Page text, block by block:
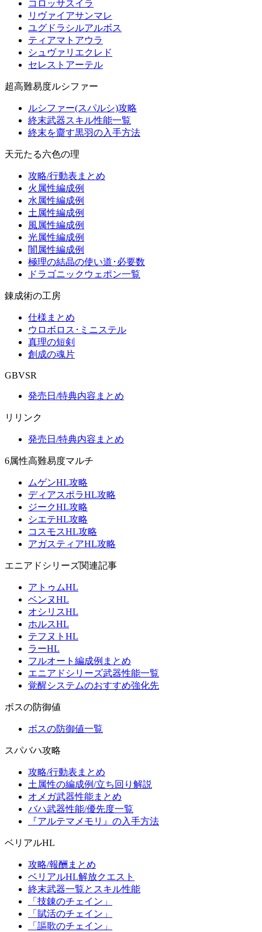
コロッサスイラ
リヴァイアサンマレ
ユグドラシルアルボス
ティアマトアウラ
シュヴァリエクレド
セレストアーテル
超高難易度ルシファー
ルシファー(スパルシ)攻略
終末武器スキル性能一覧
終末を齎す黒羽の入手方法
天元たる六色の理
攻略/行動表まとめ
火属性編成例
水属性編成例
土属性編成例
風属性編成例
光属性編成例
闇属性編成例
極理の結晶の使い道･必要数
ドラゴニックウェポン一覧
錬成術の工房
仕様まとめ
ウロボロス･ミニステル
真理の短剣
創成の魂片
GBVSR
発売日/特典内容まとめ
リリンク
発売日/特典内容まとめ
6属性高難易度マルチ
ムゲンHL攻略
ディアスポラHL攻略
ジークHL攻略
シエテHL攻略
コスモスHL攻略
アガスティアHL攻略
エニアドシリーズ関連記事
アトゥムHL
ベンヌHL
オシリスHL
ホルスHL
テフヌトHL
ラーHL
フルオート編成例まとめ
エニアドシリーズ武器性能一覧
覚醒システムのおすすめ強化先
ボスの防御値
ボスの防御値一覧
スパバハ攻略
攻略/行動表まとめ
土属性の編成例/立ち回り解説
オメガ武器性能まとめ
バハ武器性能/優先度一覧
『アルテマメモリ』の入手方法
ベリアルHL
攻略/報酬まとめ
ベリアルHL解放クエスト
終末武器一覧とスキル性能
「技錬のチェイン」
「賦活のチェイン」
「謳歌のチェイン」